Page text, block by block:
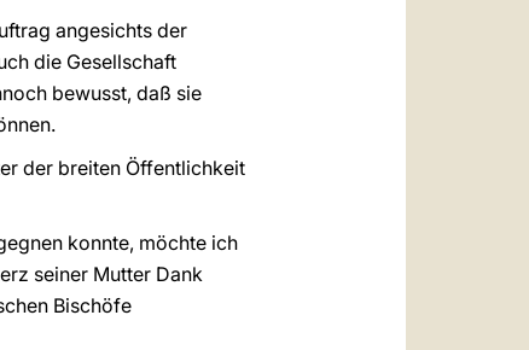
angesichts der
die Gesellschaft
bewusst, daß sie
der breiten Öffentlichkeit
konnte, möchte ich
seiner Mutter Dank
Bischöfe